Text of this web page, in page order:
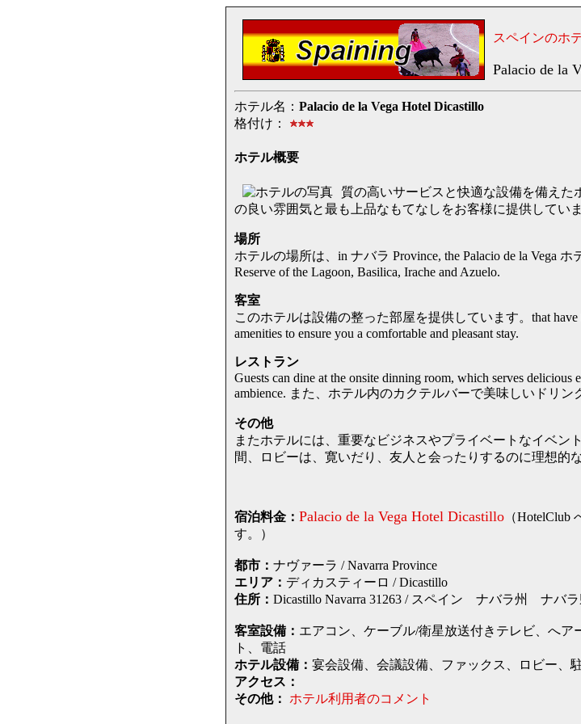
スペインのホ
Palacio de la
ホテル名： Palacio de la Vega Hotel Dicastillo
格付け：
ホテル概要
質の高いサービスと快適な設備を備えた
の良い雰囲気と最も上品なもてなしをお客様に提供していま
場所
ホテルの場所は、in ナバラ Province, the Palacio de la Vega ホ
Reserve of the Lagoon, Basilica, Irache and Azuelo.
客室
このホテルは設備の整った部屋を提供しています。that have
amenities to ensure you a comfortable and pleasant stay.
レストラン
Guests can dine at the onsite dinning room, which serves delicious
ambience. また、ホテル内のカクテルバーで美味しいドリン
その他
またホテルには、重要なビジネスやプライベートなイベン
間、ロビーは、寛いだり、友人と会ったりするのに理想的
宿泊料金： Palacio de la Vega Hotel Dicastillo（HotelClub
す。）
都市： ナヴァーラ / Navarra Province
エリア： ディカスティーロ / Dicastillo
住所： Dicastillo Navarra 31263 / スペイン ナバラ州 ナバ
客室設備： エアコン、ケーブル/衛星放送付きテレビ、へ
ト、電話
ホテル設備： 宴会設備、会議設備、ファックス、ロビー、
アクセス：
その他：
ホテル利用者のコメント